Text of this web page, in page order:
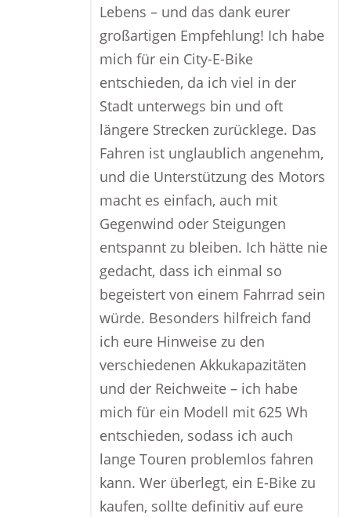
Lebens – und das dank eurer
großartigen Empfehlung! Ich habe
mich für ein City-E-Bike
entschieden, da ich viel in der
Stadt unterwegs bin und oft
längere Strecken zurücklege. Das
Fahren ist unglaublich angenehm,
und die Unterstützung des Motors
macht es einfach, auch mit
Gegenwind oder Steigungen
entspannt zu bleiben. Ich hätte nie
gedacht, dass ich einmal so
begeistert von einem Fahrrad sein
würde. Besonders hilfreich fand
ich eure Hinweise zu den
verschiedenen Akkukapazitäten
und der Reichweite – ich habe
mich für ein Modell mit 625 Wh
entschieden, sodass ich auch
lange Touren problemlos fahren
kann. Wer überlegt, ein E-Bike zu
kaufen, sollte definitiv auf eure